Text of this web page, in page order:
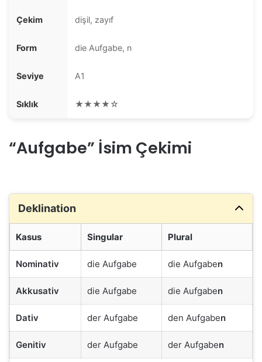
Çekim dişil, zayıf
Form die Aufgabe, n
Seviye A1
Sıklık ★★★★☆
“Aufgabe” İsim Çekimi
Deklination
Kasus Singular Plural
Nominativ die Aufgabe die Aufgaben
Akkusativ die Aufgabe die Aufgaben
Dativ der Aufgabe den Aufgaben
Genitiv der Aufgabe der Aufgaben